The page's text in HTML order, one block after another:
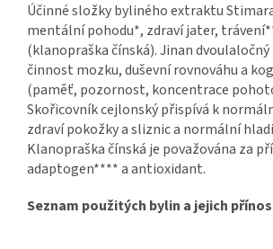
Účinné složky byliného extraktu
mentální pohodu*, zdraví jater,
(klanopraška čínská). Jinan dvoulaločný
činnost mozku, duševní rovnováhu a
(paměť, pozornost, koncentrace
Skořicovník cejlonský přispívá k
zdraví pokožky a sliznic a normální
Klanopraška čínská je považována za
adaptogen**** a antioxidant.
Seznam použitých bylin a jejich